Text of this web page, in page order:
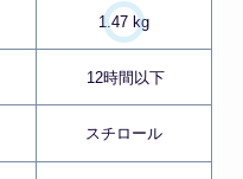
1.47 kg
12時間以下
スチロール